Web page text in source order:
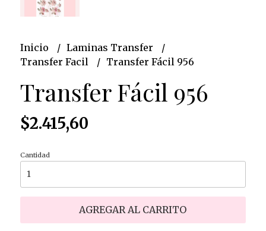
Inicio
Laminas Transfer
Transfer Facil
Transfer Fácil 956
Transfer Fácil 956
$2.415,60
Cantidad
AGREGAR AL CARRITO